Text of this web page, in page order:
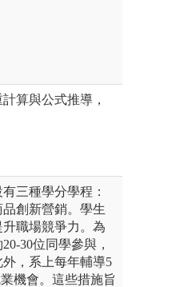
算與公式推導，
三種學分學程：
創新營銷。學生
職場競爭力。為
30位同學參與，
，系上每年輔導5
機會。這些措施旨